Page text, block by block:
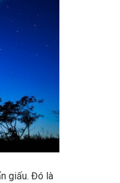
giấu. Đó là